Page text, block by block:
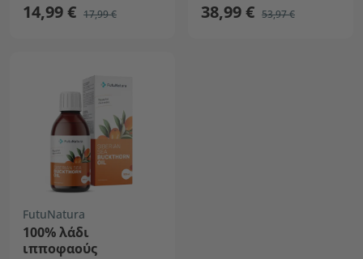
14,99 € 17,99 € 38,99 € 53,97 €
FutuNatura
100% λάδι
ιπποφαούς